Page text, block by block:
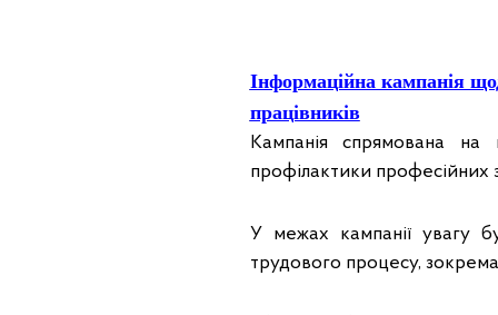
Інформаційна кампанія
працівників
Кампанія спрямована на
профілактики професійних
У межах кампанії увагу
трудового процесу,